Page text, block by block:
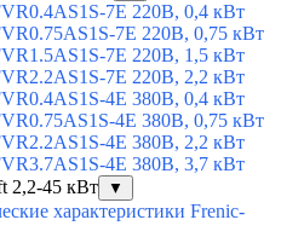
7E 220В, 0,4 кВт
7E 220В, 0,75 кВт
7E 220В, 1,5 кВт
7E 220В, 2,2 кВт
4E 380В, 0,4 кВт
4E 380В, 0,75 кВт
4E 380В, 2,2 кВт
4E 380В, 3,7 кВт
2,2-45 кВт
▼
характеристики Frenic-